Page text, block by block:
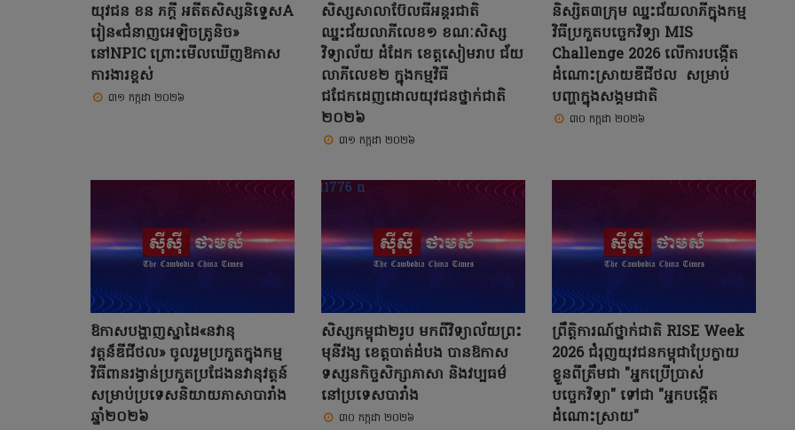
យុវជន ខន ភក្តី អតីតសិស្សនិទ្ទេសA
រៀន«ជំនាញអេឡិចត្រូនិច»
នៅNPIC ព្រោះមើលឃើញឱកាស
ការងារខ្ពស់
៣១ កក្កដា ២០២៦
សិស្សសាលាប៊ែលធីអន្តរជាតិ
ឈ្នះជ័យលាភីលេខ១ ខណៈសិស្ស
វិទ្យាល័យ ដំដែក ខេត្តសៀមរាប ជ័យ
លាភីលេខ២ ក្នុងកម្មវិធី
ជជែកដេញដោលយុវជនថ្នាក់ជាតិ
២០២៦
៣១ កក្កដា ២០២៦
និស្សិត៣ក្រុម ឈ្នះជ័យលាភីក្នុងកម្ម
វិធីប្រកួតបច្ចេកវិទ្យា MIS
Challenge 2026 លើការបង្កើត
ដំណោះស្រាយឌីជីថល សម្រាប់
បញ្ហាក្នុងសង្គមជាតិ
៣០ កក្កដា ២០២៦
ឱកាសបង្ហាញស្នាដៃ«នវានុ
វត្តន៏ឌីជីថល» ចូលរួមប្រកួតក្នុងកម្ម
វិធីពានរង្វាន់ប្រកួតប្រជែងនវានុវត្តន៍
សម្រាប់ប្រទេសនិយាយភាសាបារាំង
ឆ្នាំ២០២៦
សិស្សកម្ពុជា២រូប មកពីវិទ្យាល័យព្រះ
មុនីវង្ស ខេត្តបាត់ដំបង បានឱកាស
ទស្សនកិច្ចសិក្សាភាសា និងវប្បធម៌
នៅប្រទេសបារាំង
៣០ កក្កដា ២០២៦
ព្រឹត្តិការណ៍ថ្នាក់ជាតិ RISE Week
2026 ជំរុញយុវជនកម្ពុជាប្រែក្លាយ
ខ្លួនពីត្រឹមជា "អ្នកប្រើប្រាស់
បច្ចេកវិទ្យា" ទៅជា "អ្នកបង្កើត
ដំណោះស្រាយ"